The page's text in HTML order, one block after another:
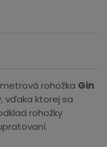
rohožka Gin
vďaka ktorej sa
rohožky